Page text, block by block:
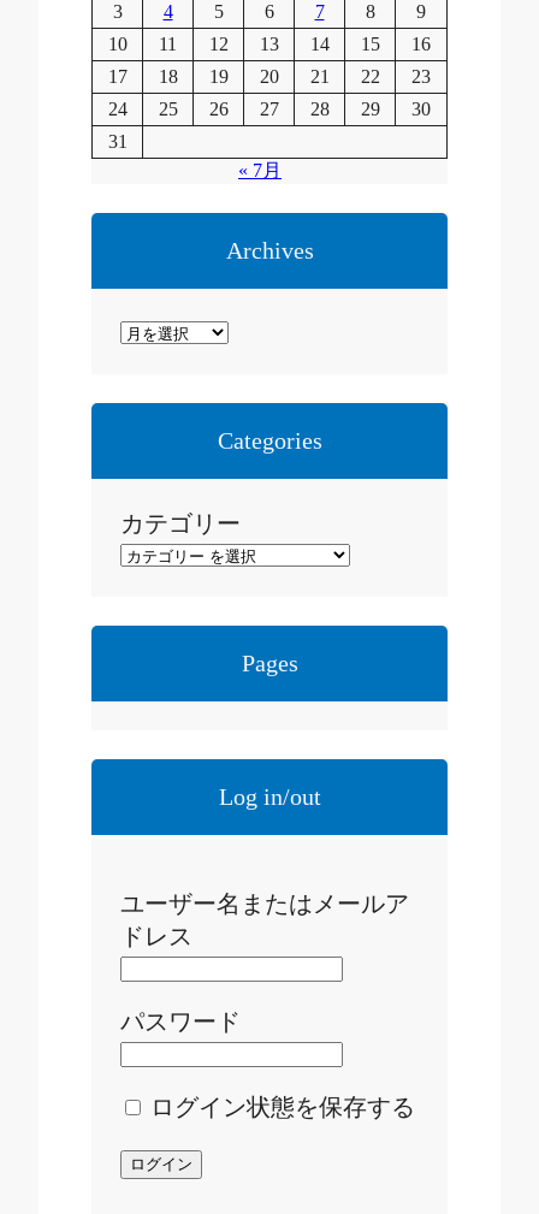
3
4 5 6 7 8
9
10
11 12 13 14 15
16
17
18 19 20 21 22
23
24
25 26 27 28 29
30
31
« 7月
Archives
ア
カ
Categories
カテゴリー
Pages
Log in/out
ユーザー名またはメールア
ドレス
パスワード
ログイン状態を保存する